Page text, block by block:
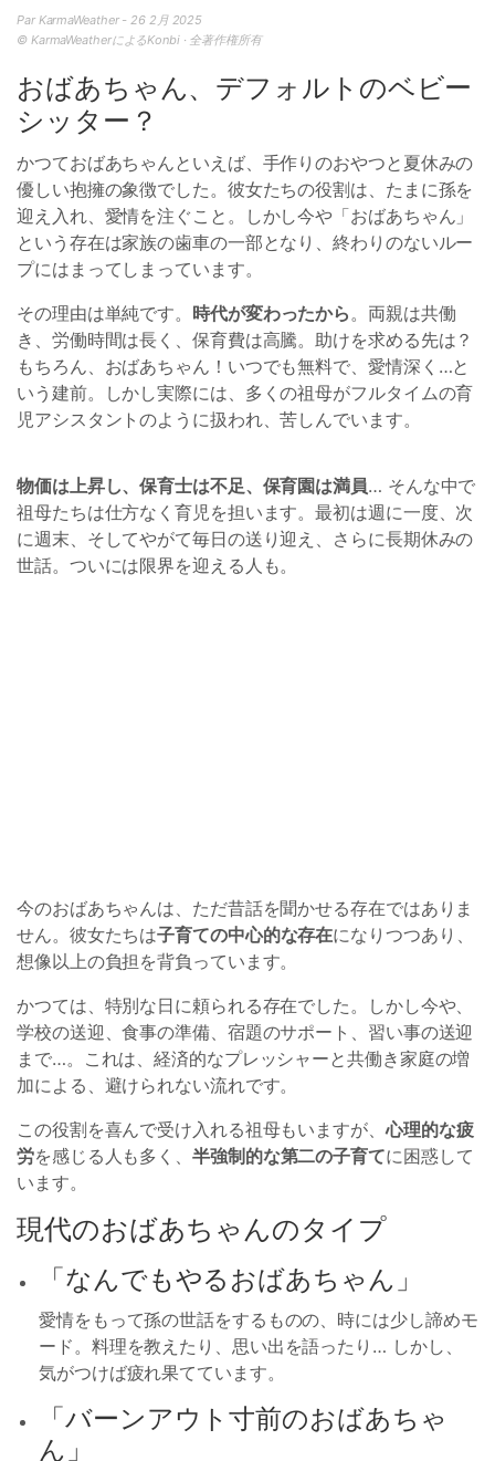
Par KarmaWeather - 26 2月 2025
© KarmaWeatherによるKonbi · 全著作権所有
おばあちゃん、デフォルトのベビー
シッター？
かつておばあちゃんといえば、手作りのおやつと夏休みの
優しい抱擁の象徴でした。彼女たちの役割は、たまに孫を
迎え入れ、愛情を注ぐこと。しかし今や「おばあちゃん」
という存在は家族の歯車の一部となり、終わりのないルー
プにはまってしまっています。
その理由は単純です。 時代が変わったから。両親は共働
き、労働時間は長く、保育費は高騰。助けを求める先は？
もちろん、おばあちゃん！いつでも無料で、愛情深く…と
いう建前。しかし実際には、多くの祖母がフルタイムの育
児アシスタントのように扱われ、苦しんでいます。
物価は上昇し、保育士は不足、保育園は満員… そんな中で
祖母たちは仕方なく育児を担います。最初は週に一度、次
に週末、そしてやがて毎日の送り迎え、さらに長期休みの
世話。ついには限界を迎える人も。
今のおばあちゃんは、ただ昔話を聞かせる存在ではありま
せん。彼女たちは子育ての中心的な存在になりつつあり、
想像以上の負担を背負っています。
かつては、特別な日に頼られる存在でした。しかし今や、
学校の送迎、食事の準備、宿題のサポート、習い事の送迎
まで…。これは、経済的なプレッシャーと共働き家庭の増
加による、避けられない流れです。
この役割を喜んで受け入れる祖母もいますが、心理的な疲
労を感じる人も多く、半強制的な第二の子育てに困惑して
います。
現代のおばあちゃんのタイプ
「なんでもやるおばあちゃん」
愛情をもって孫の世話をするものの、時には少し諦めモ
ード。料理を教えたり、思い出を語ったり… しかし、
気がつけば疲れ果てています。
「バーンアウト寸前のおばあちゃ
ん」